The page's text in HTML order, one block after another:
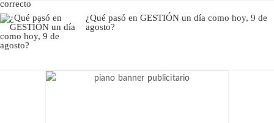
¿Qué pasó en GESTIÓN un día como hoy, 9 de
agosto?